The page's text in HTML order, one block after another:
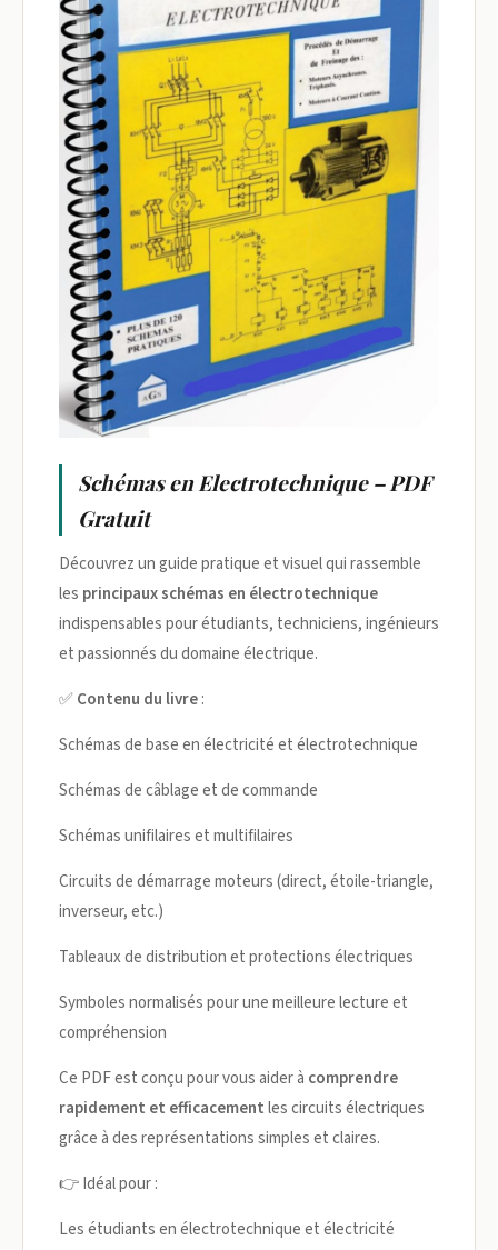
Schémas en Electrotechnique – PDF
Gratuit
Découvrez un guide pratique et visuel qui rassemble
les principaux schémas en électrotechnique
indispensables pour étudiants, techniciens, ingénieurs
et passionnés du domaine électrique.
✅Contenu du livre:
Schémas de base en électricité et électrotechnique
Schémas de câblage et de commande
Schémas unifilaires et multifilaires
Circuits de démarrage moteurs (direct, étoile-triangle,
inverseur, etc.)
Tableaux de distribution et protections électriques
Symboles normalisés pour une meilleure lecture et
compréhension
Ce PDF est conçu pour vous aider à comprendre
rapidement et efficacementles circuits électriques
grâce à des représentations simples et claires.
👉 Idéal pour :
Les étudiants en électrotechnique et électricité